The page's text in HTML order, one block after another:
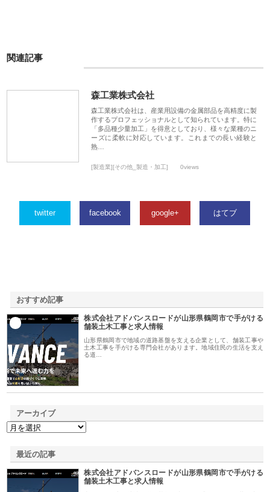
関連記事
森工業株式会社
森工業株式会社は、産業用設備の金属部品を高精度に製
作するプロフェッショナルとして知られています。特に
「多品種少量加工」を得意としており、様々な業種のニ
ーズに柔軟に対応しています。これまでの長い経験と
熟…
[製造業][その他_製造・加工] 0views
twitter facebook google+ はてブ
おすすめ記事
株式会社アドバンスロードが山形県鶴岡市で手がける
舗装土木工事と求人情報
山形県鶴岡市で地域の道路基盤を支える企業として、舗装工事や
土木工事を手がける専門会社があります。地域住民の生活を支え
る道…
アーカイブ
最近の記事
株式会社アドバンスロードが山形県鶴岡市で手がける
舗装土木工事と求人情報